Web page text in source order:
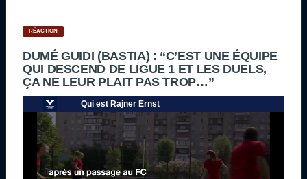
RÉACTION
DUMÉ GUIDI (BASTIA) : “C’EST UNE ÉQUIPE
QUI DESCEND DE LIGUE 1 ET LES DUELS,
ÇA NE LEUR PLAIT PAS TROP…”